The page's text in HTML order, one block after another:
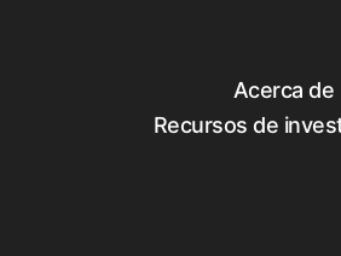
Acerca de
Recursos de